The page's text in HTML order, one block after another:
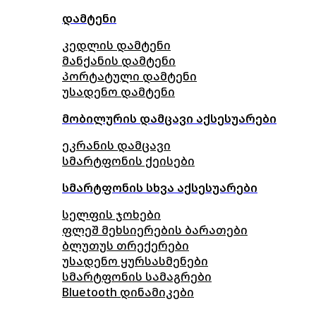
დამტენი
კედლის დამტენი
მანქანის დამტენი
პორტატული დამტენი
უსადენო დამტენი
მობილურის დამცავი აქსესუარები
ეკრანის დამცავი
სმარტფონის ქეისები
სმარტფონის სხვა აქსესუარები
სელფის ჯოხები
ფლეშ მეხსიერების ბარათები
ბლუთუს თრექერები
უსადენო ყურსასმენები
სმარტფონის სამაგრები
Bluetooth დინამიკები